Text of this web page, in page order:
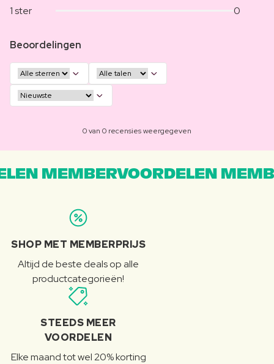
1 ster
0
Beoordelingen
0 van 0 recensies weergegeven
MEMBERVOORDELEN
SHOP MET MEMBERPRIJS
Altijd de beste deals op alle
productcategorieën!
STEEDS MEER
VOORDELEN
Elke maand tot wel 20% korting